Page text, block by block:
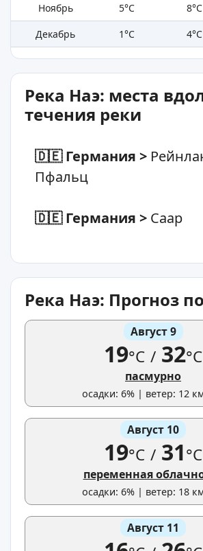
Ноябрь
5°C 8°C
Декабрь
1°C 4°C
Река Наэ: места
течения реки
🇩🇪 Германия >
Пфальц
🇩🇪 Германия > Саар
Река Наэ: Прогноз
Август 9
19°C / 32°C
пасмурно
осадки: 6% | ветер: 12
Август 10
19°C / 31°C
переменная
осадки: 6% | ветер: 18
Август 11